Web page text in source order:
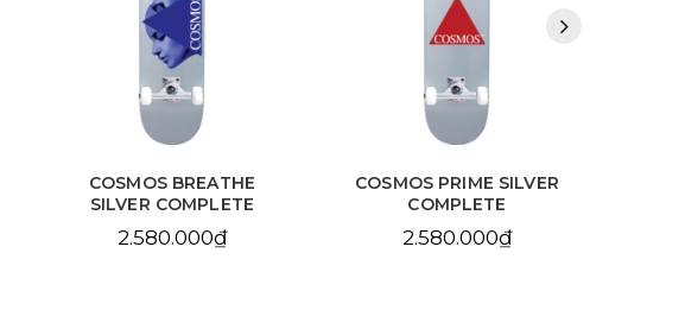
COSMOS BREATHE
SILVER COMPLETE
2.580.000₫
COSMOS PRIME SILVER
COMPLETE
2.580.000₫